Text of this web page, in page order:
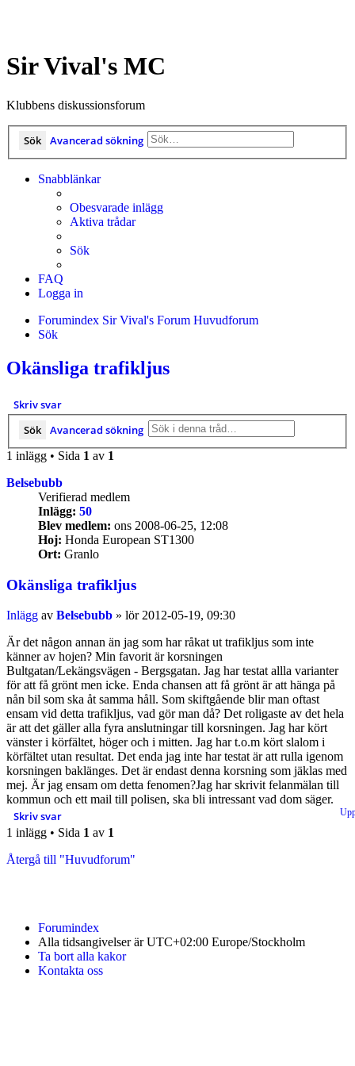
Sir Vival's MC
Klubbens diskussionsforum
Sök Avancerad sökning
Snabblänkar
Obesvarade inlägg
Aktiva trådar
Sök
FAQ
Logga in
Forumindex Sir Vival's Forum Huvudforum
Sök
Okänsliga trafikljus
Skriv svar
Sök
Avancerad sökning
1 inlägg • Sida 1 av 1
Belsebubb
Verifierad medlem
Inlägg: 50
Blev medlem: ons 2008-06-25, 12:08
Hoj: Honda European ST1300
Ort: Granlo
Okänsliga trafikljus
Inlägg av Belsebubb » lör 2012-05-19, 09:30
Är det någon annan än jag som har råkat ut trafikljus som inte
känner av hojen? Min favorit är korsningen
Bultgatan/Lekängsvägen - Bergsgatan. Jag har testat allla varianter
för att få grönt men icke. Enda chansen att få grönt är att hänga på
nån bil som ska åt samma håll. Som skiftgående blir man oftast
ensam vid detta trafikljus, vad gör man då? Det roligaste av det hela
är att det gäller alla fyra anslutningar till korsningen. Jag har kört
vänster i körfältet, höger och i mitten. Jag har t.o.m kört slalom i
körfältet utan resultat. Det enda jag inte har testat är att rulla igenom
korsningen baklänges. Det är endast denna korsning som jäklas med
mej. Är jag ensam om detta fenomen?Jag har skrivit felanmälan till
kommun och ett mail till polisen, ska bli intressant vad dom säger.
Skriv svar
1 inlägg • Sida 1 av 1
Återgå till "Huvudforum"
Forumindex
Alla tidsangivelser är UTC+02:00 Europe/Stockholm
Ta bort alla kakor
Kontakta oss